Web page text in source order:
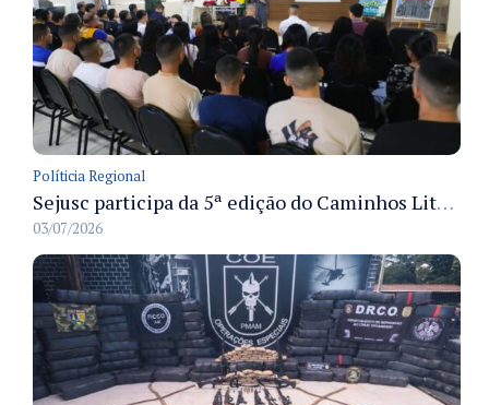
Políticia Regional
Sejusc participa da 5ª edição do Caminhos Literários com foco na cultura hip-hop nas unidades socioeducativas
03/07/2026